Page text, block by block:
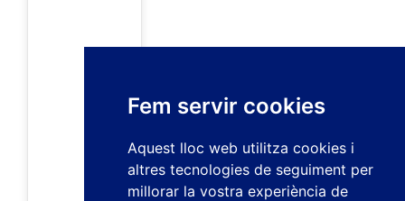
Fem servir cookies
Aquest lloc web utilitza cookies i
altres tecnologies de seguiment per
millorar la vostra experiència de